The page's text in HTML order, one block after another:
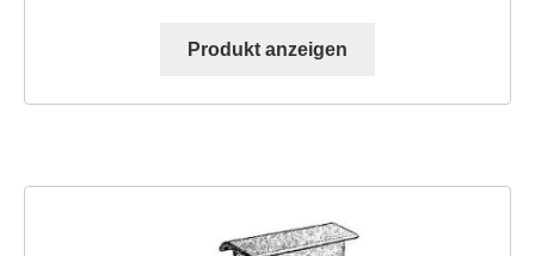
Produkt anzeigen